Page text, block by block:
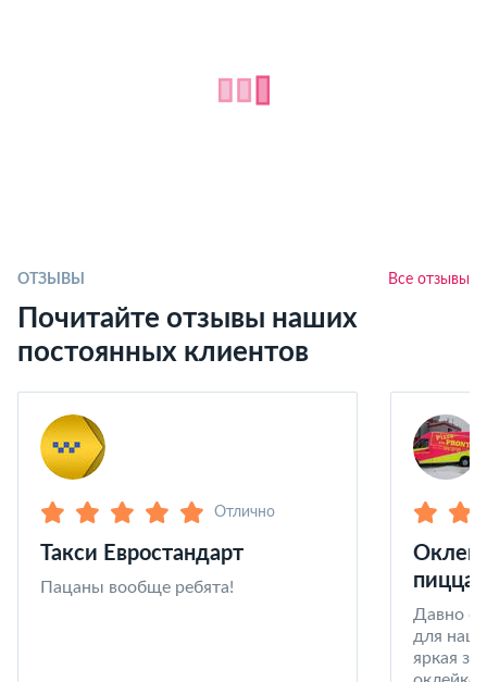
ОТЗЫВЫ Все отзывы
Почитайте отзывы наших
постоянных клиентов
Отлично
Такси Евростандарт
Пацаны вообще ребята!
пицца
Давно
для
яркая